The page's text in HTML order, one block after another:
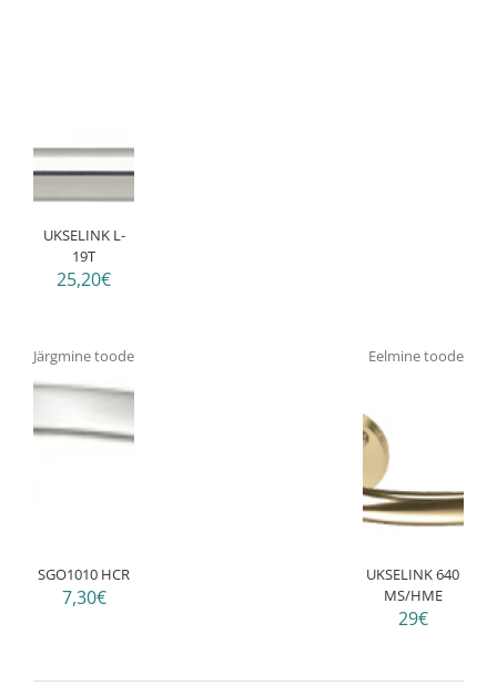
UKSELINK L-
19T
25,20€
Järgmine toode
SGO1010 HCR
7,30€
Eelmine toode
UKSELINK 640
MS/HME
29€